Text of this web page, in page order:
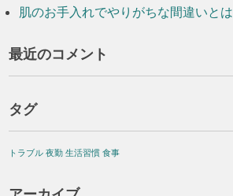
肌のお手入れでやりがちな間違いとは
最近のコメント
タグ
トラブル 夜勤 生活習慣 食事